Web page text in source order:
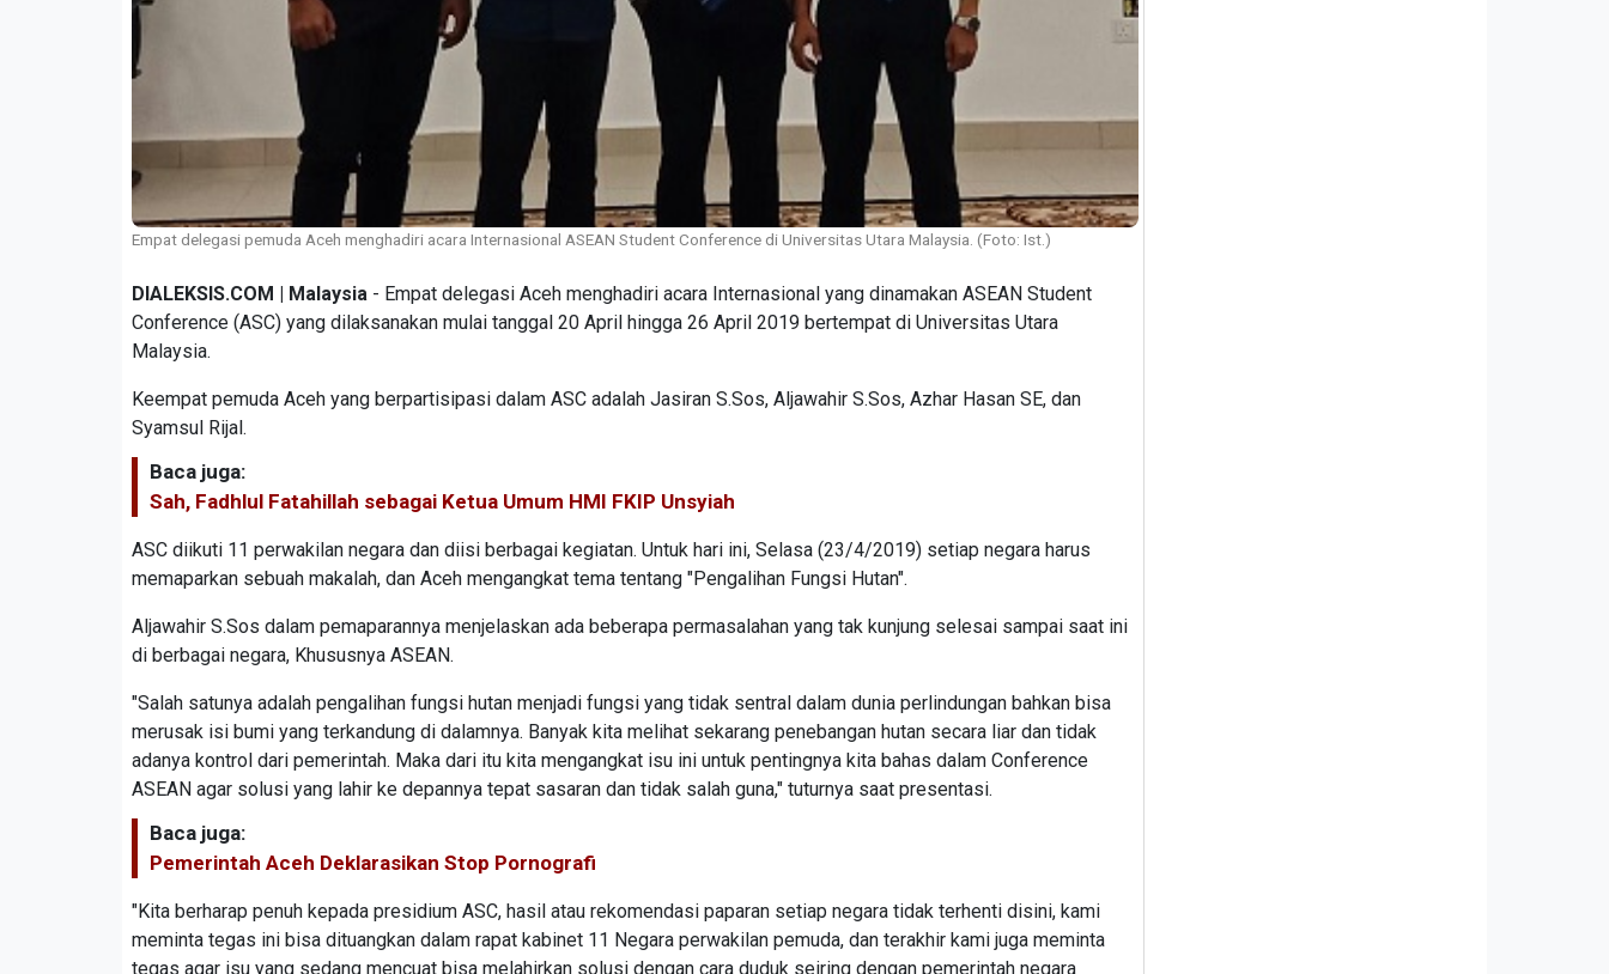
Empat delegasi pemuda Aceh menghadiri acara Internasional ASEAN Student Conference di Universitas Utara Malaysia. (Foto: Ist.)
DIALEKSIS.COM | Malaysia - Empat delegasi Aceh menghadiri acara Internasional yang dinamakan ASEAN Student
Conference (ASC) yang dilaksanakan mulai tanggal 20 April hingga 26 April 2019 bertempat di Universitas Utara
Malaysia.
Keempat pemuda Aceh yang berpartisipasi dalam ASC adalah Jasiran S.Sos, Aljawahir S.Sos, Azhar Hasan SE, dan
Syamsul Rijal.
Baca juga:
Sah, Fadhlul Fatahillah sebagai Ketua Umum HMI FKIP Unsyiah
ASC diikuti 11 perwakilan negara dan diisi berbagai kegiatan. Untuk hari ini, Selasa (23/4/2019) setiap negara harus
memaparkan sebuah makalah, dan Aceh mengangkat tema tentang "Pengalihan Fungsi Hutan".
Aljawahir S.Sos dalam pemaparannya menjelaskan ada beberapa permasalahan yang tak kunjung selesai sampai saat ini
di berbagai negara, Khususnya ASEAN.
"Salah satunya adalah pengalihan fungsi hutan menjadi fungsi yang tidak sentral dalam dunia perlindungan bahkan bisa
merusak isi bumi yang terkandung di dalamnya. Banyak kita melihat sekarang penebangan hutan secara liar dan tidak
adanya kontrol dari pemerintah. Maka dari itu kita mengangkat isu ini untuk pentingnya kita bahas dalam Conference
ASEAN agar solusi yang lahir ke depannya tepat sasaran dan tidak salah guna," tuturnya saat presentasi.
Baca juga:
Pemerintah Aceh Deklarasikan Stop Pornografi
"Kita berharap penuh kepada presidium ASC, hasil atau rekomendasi paparan setiap negara tidak terhenti disini, kami
meminta tegas ini bisa dituangkan dalam rapat kabinet 11 Negara perwakilan pemuda, dan terakhir kami juga meminta
tegas agar isu yang sedang mencuat bisa melahirkan solusi dengan cara duduk seiring dengan pemerintah negara